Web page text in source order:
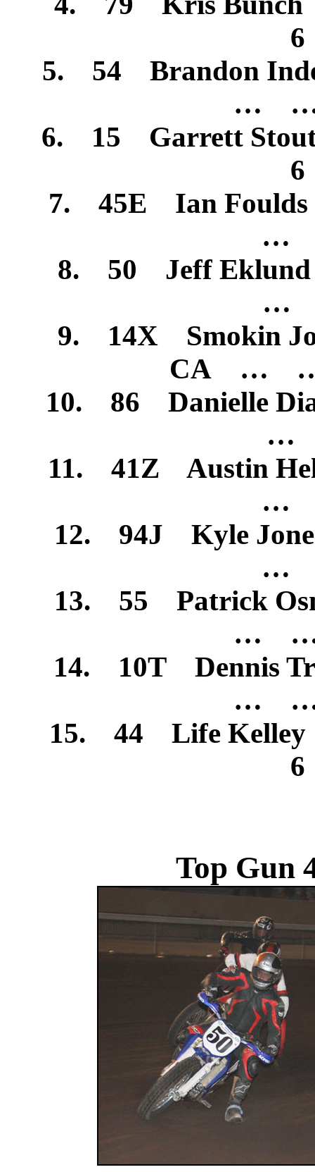
5. 54 Brandon
… …
6. 15 Garrett
7. 45E Ian
…
8. 50 Jeff
…
9. 14X Smokin
CA …
10. 86 Danielle
…
11. 41Z Austin
…
12. 94J Kyle
…
13. 55 Patrick
… …
14. 10T Dennis
… …
15. 44 Life
Top Gun